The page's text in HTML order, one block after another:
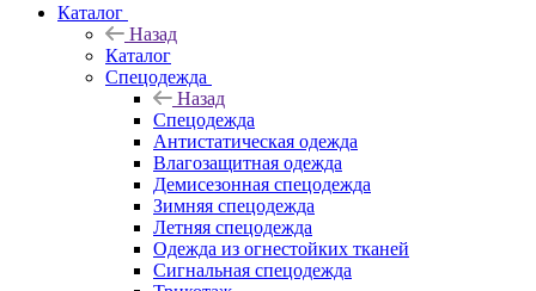
Каталог
Назад
Каталог
Спецодежда
Назад
Спецодежда
Антистатическая одежда
Влагозащитная одежда
Демисезонная спецодежда
Зимняя спецодежда
Летняя спецодежда
Одежда из огнестойких тканей
Сигнальная спецодежда